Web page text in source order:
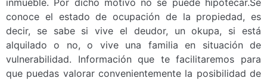
inmueble. Por dicho motivo no se puede hipotecar.Se
conoce el estado de ocupación de la propiedad, es
decir, se sabe si vive el deudor, un okupa, si está
alquilado o no, o vive una familia en situación de
vulnerabilidad. Información que te facilitaremos para
que puedas valorar convenientemente la posibilidad de